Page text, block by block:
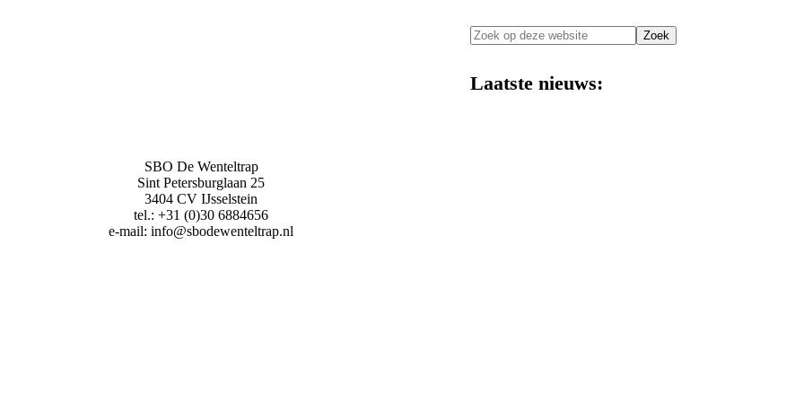
Zoek
op
website
Laatste nieuws:
SBO De Wenteltrap
Sint Petersburglaan 25
3404 CV IJsselstein
tel.: +31 (0)30 6884656
e-mail: info@sbodewenteltrap.nl